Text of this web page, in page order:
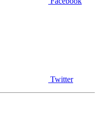
Twitter